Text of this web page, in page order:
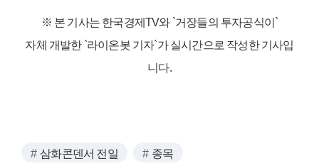
※ 본 기사는 한국경제TV와 `거장들의 투자공식이`
자체 개발한 `라이온봇 기자`가 실시간으로 작성한 기사입
니다.
삼화콘덴서 전일 종목